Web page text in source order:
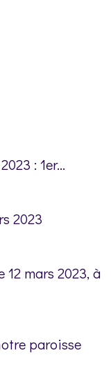
: 1er...
2023
mars 2023, à
paroisse